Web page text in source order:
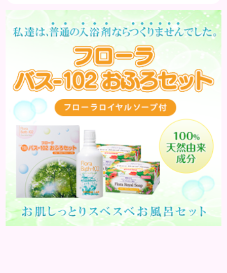
も違いますし、症状や種類によっても違います。まず
はどんな病気なのか、よりも、どんな種類のできも
のやしこりがあるのかを解説いきましょう。 水疱 ご
存知の方もいらっしゃるかと思いますが、すいほ
う、と読みます。これは表皮や表皮下にできるもので
す。表皮は0.2mmほ...